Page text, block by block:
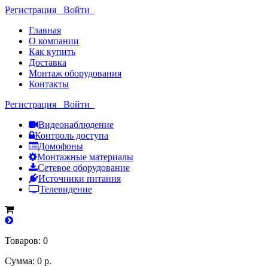
Регистрация Войти
Главная
О компании
Как купить
Доставка
Монтаж оборудования
Контакты
Регистрация Войти
Видеонаблюдение
Контроль доступа
Домофоны
Монтажные материалы
Сетевое оборудование
Источники питания
Телевидение
Товаров: 0
Сумма: 0 р.